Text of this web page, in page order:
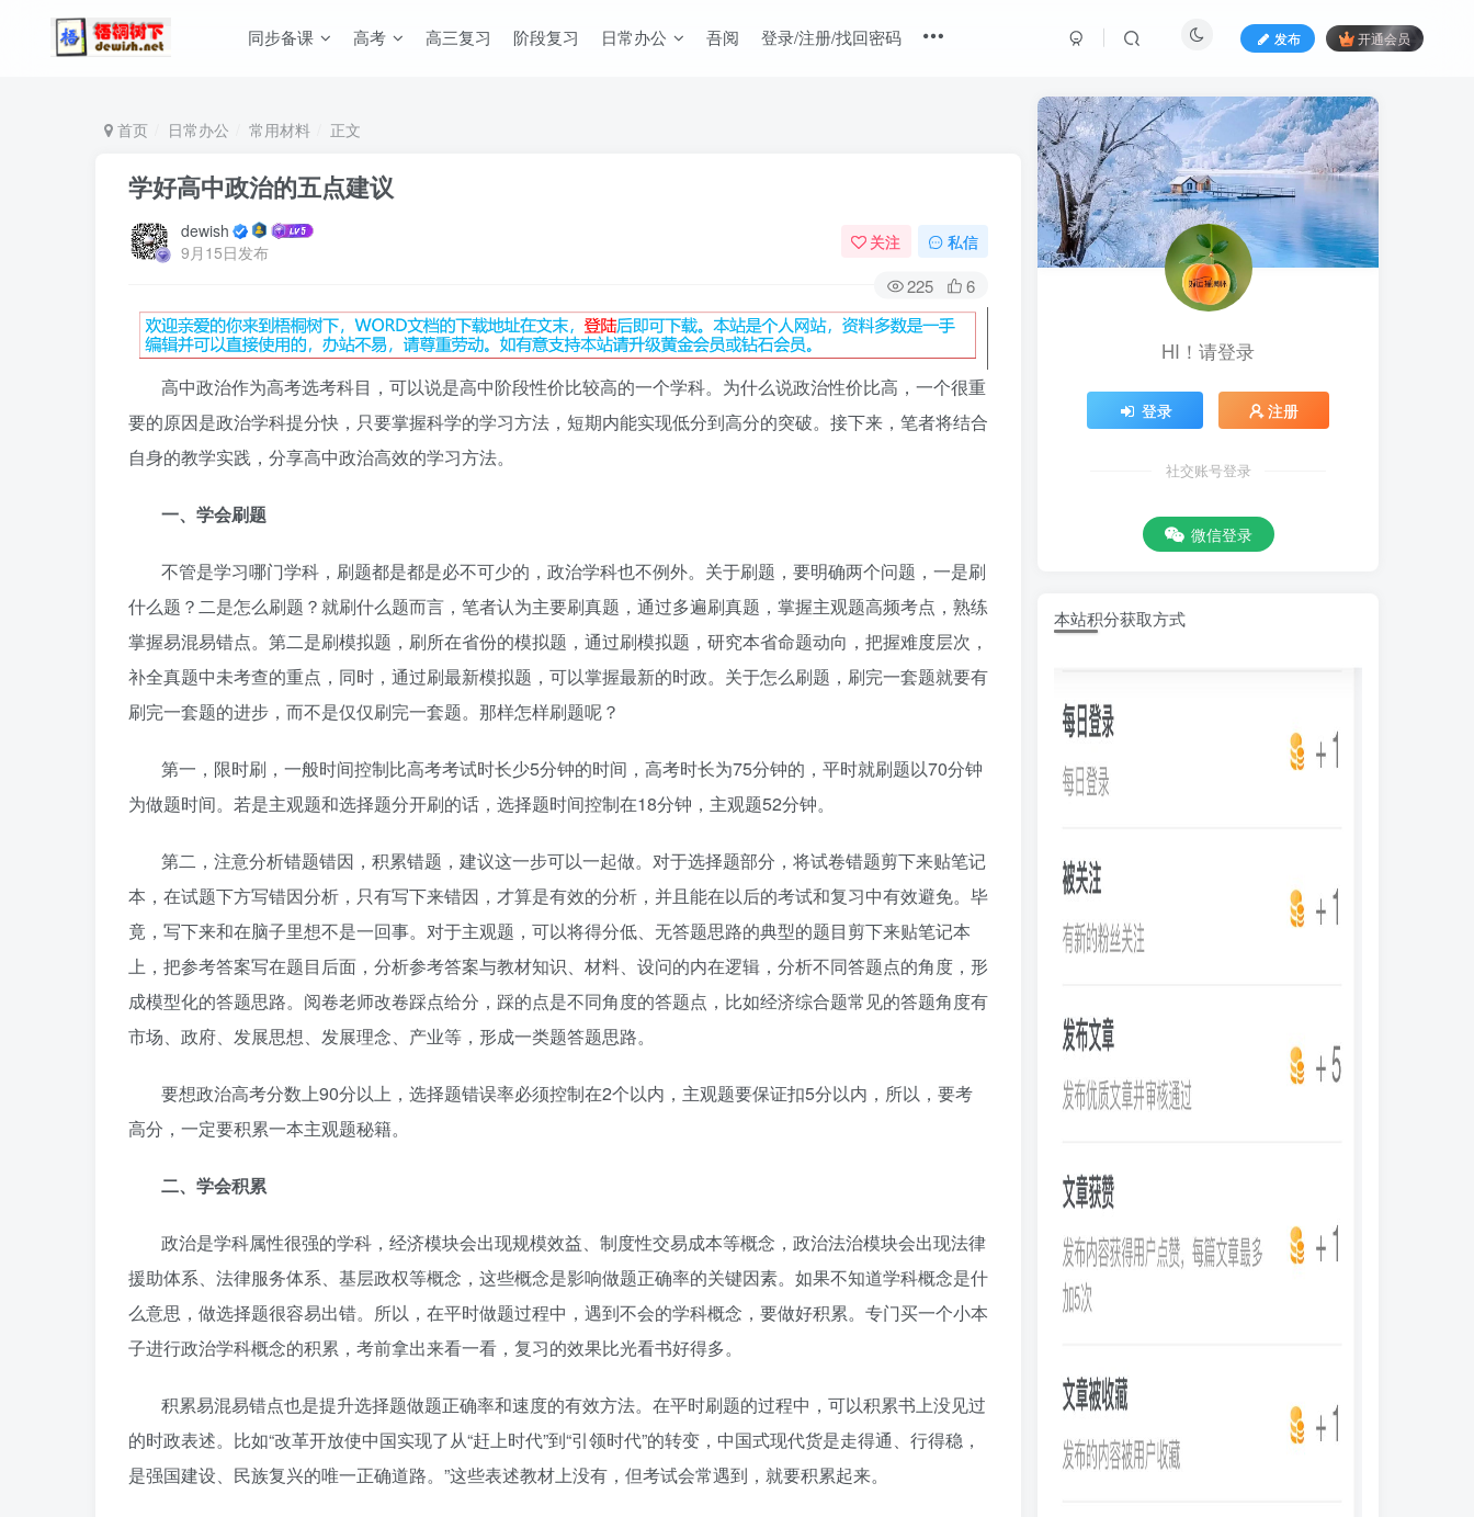
同步备课 高考 高三复习 阶段复习 日常办公 吾阅 登录/注册/找回密码 发布 开通会员
首页 日常办公 常用材料 正文
学好高中政治的五点建议
dewish
9月15日发布
关注 私信
225 6
高中政治作为高考选考科目，可以说是高中阶段性价比较高的一个学科。为什么说政治性价比高，一个很重
要的原因是政治学科提分快，只要掌握科学的学习方法，短期内能实现低分到高分的突破。接下来，笔者将结合
自身的教学实践，分享高中政治高效的学习方法。
一、学会刷题
不管是学习哪门学科，刷题都是都是必不可少的，政治学科也不例外。关于刷题，要明确两个问题，一是刷
什么题？二是怎么刷题？就刷什么题而言，笔者认为主要刷真题，通过多遍刷真题，掌握主观题高频考点，熟练
掌握易混易错点。第二是刷模拟题，刷所在省份的模拟题，通过刷模拟题，研究本省命题动向，把握难度层次，
补全真题中未考查的重点，同时，通过刷最新模拟题，可以掌握最新的时政。关于怎么刷题，刷完一套题就要有
刷完一套题的进步，而不是仅仅刷完一套题。那样怎样刷题呢？
第一，限时刷，一般时间控制比高考考试时长少5分钟的时间，高考时长为75分钟的，平时就刷题以70分钟
为做题时间。若是主观题和选择题分开刷的话，选择题时间控制在18分钟，主观题52分钟。
第二，注意分析错题错因，积累错题，建议这一步可以一起做。对于选择题部分，将试卷错题剪下来贴笔记
本，在试题下方写错因分析，只有写下来错因，才算是有效的分析，并且能在以后的考试和复习中有效避免。毕
竟，写下来和在脑子里想不是一回事。对于主观题，可以将得分低、无答题思路的典型的题目剪下来贴笔记本
上，把参考答案写在题目后面，分析参考答案与教材知识、材料、设问的内在逻辑，分析不同答题点的角度，形
成模型化的答题思路。阅卷老师改卷踩点给分，踩的点是不同角度的答题点，比如经济综合题常见的答题角度有
市场、政府、发展思想、发展理念、产业等，形成一类题答题思路。
要想政治高考分数上90分以上，选择题错误率必须控制在2个以内，主观题要保证扣5分以内，所以，要考
高分，一定要积累一本主观题秘籍。
二、学会积累
政治是学科属性很强的学科，经济模块会出现规模效益、制度性交易成本等概念，政治法治模块会出现法律
援助体系、法律服务体系、基层政权等概念，这些概念是影响做题正确率的关键因素。如果不知道学科概念是什
么意思，做选择题很容易出错。所以，在平时做题过程中，遇到不会的学科概念，要做好积累。专门买一个小本
子进行政治学科概念的积累，考前拿出来看一看，复习的效果比光看书好得多。
积累易混易错点也是提升选择题做题正确率和速度的有效方法。在平时刷题的过程中，可以积累书上没见过
的时政表述。比如“改革开放使中国实现了从“赶上时代”到“引领时代”的转变，中国式现代货是走得通、行得稳，
是强国建设、民族复兴的唯一正确道路。”这些表述教材上没有，但考试会常遇到，就要积累起来。
HI！请登录
登录 注册
社交账号登录
微信登录
本站积分获取方式